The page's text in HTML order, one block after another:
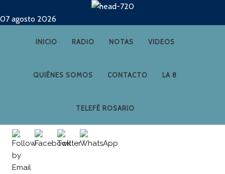
07 agosto 2026
INICIO RADIO NOTAS VIDEOS
QUIÉNES SOMOS CONTACTO LA 8
TELEFÉ ROSARIO